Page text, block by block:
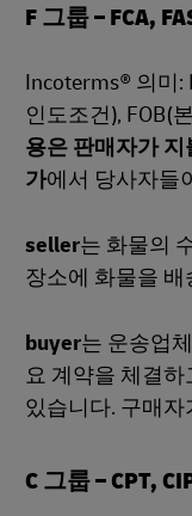
F 그룹 – FCA,
Incoterms® 의미:
인도조건), FOB(
용은 판매자가 지
가에서 당사자들
seller는 화물의
장소에 화물을 배
buyer는 운송업
요 계약을 체결
있습니다. 구매
C 그룹 – CPT,